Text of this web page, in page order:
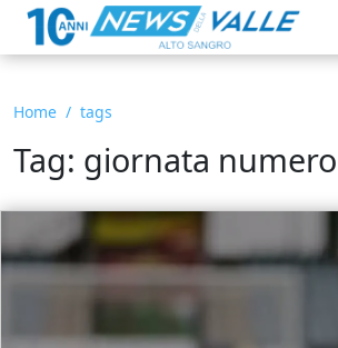
Home tags
Tag: giornata